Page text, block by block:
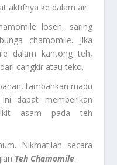
aktifnya ke dalam air.
losen, saring
chamomile. Jika
dalam kantong teh,
cangkir atau teko.
tambahkan madu
dapat memberikan
asam pada teh
Nikmatilah secara
Teh Chamomile.